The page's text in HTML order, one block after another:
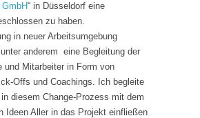
“ in Düsseldorf eine
zu haben.
in neuer Arbeitsumgebung
anderem eine Begleitung der
und Mitarbeiter in Form von
Offs und Coachings. Ich begleite
diesem Change-Prozess mit dem
Ideen Aller in das Projekt einfließen